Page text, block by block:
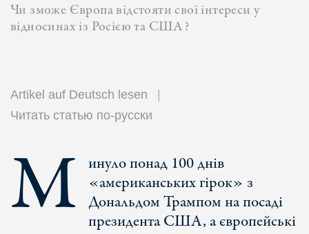
Чи зможе Європа відстояти свої інтереси у
відносинах із Росією та США?
Artikel auf Deutsch lesen
Читать статью по-русски
М инуло понад 100 днів
«американських гірок» з
Дональдом Трампом на посаді
президента США, а європейські